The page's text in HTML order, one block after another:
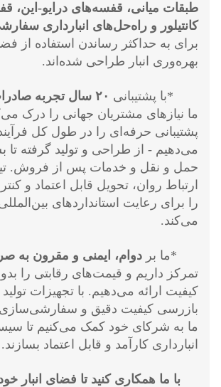
طبقات میانی، قفسه‌های درایو-این،
کانتیلور و راه‌حل‌های انبارداری
برای به حداکثر رساندن استفاده از
بهره‌وری انبار طراحی شده‌اند.
*با پشتیبانی ۲۰ سال تجربه صادرات بین‌المللی
ما نیازهای مشتریان جهانی را درک
پشتیبانی حرفه‌ای را در طول کل فرآیند
می‌دهیم - از طراحی و تولید گرفته تا
حمل و نقل و خدمات پس از فروش.
ارتباط روان، تحویل قابل اعتماد و
را برای رعایت استانداردهای
می‌کند.
*ما بر دوام، ایمنی و مقرون به
تمرکز داریم و قیمت‌های رقابتی را
کیفیت ارائه می‌دهیم. با تجهیزات تولید
بازرسی کیفیت دقیق و سفارشی‌سازی
ما به شرکای خود کمک می‌کنیم تا
انبارداری کارآمد و قابل اعتماد بسازند.
با ما همکاری کنید تا فضای انبار خود